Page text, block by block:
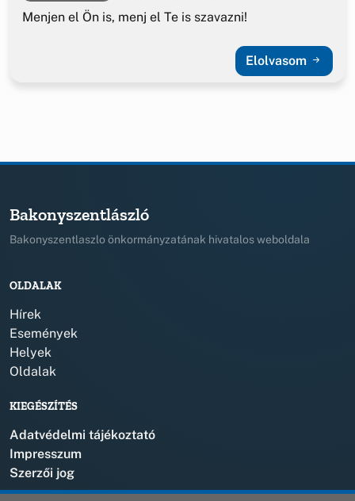
Menjen el Ön is, menj el Te is szavazni!
Elolvasom
Bakonyszentlászló
Bakonyszentlaszlo önkormányzatának hivatalos weboldala
OLDALAK
Hírek
Események
Helyek
Oldalak
KIEGÉSZÍTÉS
Adatvédelmi tájékoztató
Impresszum
Szerzői jog